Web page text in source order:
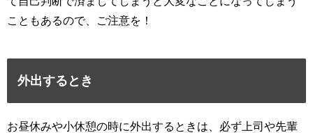
こともあるので、ご注意を！
外出するとき
お昼休みや小休憩の時に外出するときは、必ず上司や先輩